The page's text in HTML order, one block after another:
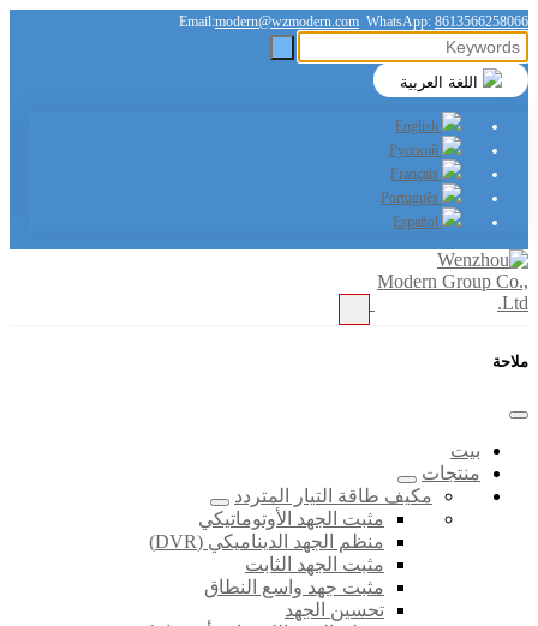
Email:modern@wzmodern.com WhatsApp: 8613566258066
ملاحة
بيت
منتجات
مكيف طاقة التيار المتردد
مثبت الجهد الأوتوماتيكي
منظم الجهد الديناميكي (DVR)
مثبت الجهد الثابت
مثبت جهد واسع النطاق
تحسين الجهد